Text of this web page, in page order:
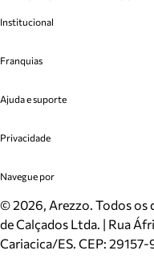
Institucional
Cashback
Venda Corporativa
Mapa do Site
Inverno
Mundo Arezzo
Franquias
Plano de Negócio
Ajuda e suporte
Cadastro
Meus Pedidos
Trocas e Devoluções
Cartão Presente
Localizador de lojas
Privacidade
Politica e Privacidade
Navegue por
Sapatos
Bolsas
Scarpins
©2026, Arezzo. Todos os
de Calçados Ltda. | Rua
Cariacica/ES. CEP: